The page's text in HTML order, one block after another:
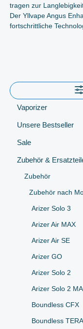
tragen zur
Der Yllvape Angus
fortschrittliche
Vaporizer
Unsere Bestseller
Sale
Zubehör &
Zubehör
Zubehör nach
Arizer Solo 3
Arizer Air MAX
Arizer Air SE
Arizer GO
Arizer Solo 2
Arizer Solo 2
Boundless CFX
Boundless TERA